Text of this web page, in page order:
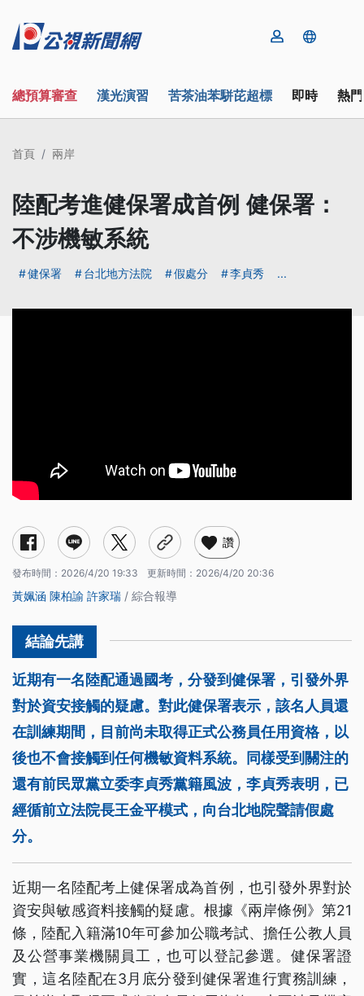
總預算審查 漢光演習 苦茶油苯駢芘超標 即時 熱
首頁 兩岸
陸配考進健保署成首例 健保署：
不涉機敏系統
健保署 台北地方法院 假處分 李貞秀 ...
讚
發布時間： 2026/4/20 19:33 更新時間： 2026/4/20 20:36
黃姵涵 陳柏諭 許家瑞 / 綜合報導
近期有一名陸配通過國考，分發到健保署，引發外界
對於資安接觸的疑慮。對此健保署表示，該名人員還
在訓練期間，目前尚未取得正式公務員任用資格，以
後也不會接觸到任何機敏資料系統。同樣受到關注的
還有前民眾黨立委李貞秀黨籍風波，李貞秀表明，已
經循前立法院長王金平模式，向台北地院聲請假處
分。
近期一名陸配考上健保署成為首例，也引發外界對於
資安與敏感資料接觸的疑慮。根據《兩岸條例》第21
條，陸配入籍滿10年可參加公職考試、擔任公教人員
及公營事業機關員工，也可以登記參選。健保署證
實，這名陸配在3月底分發到健保署進行實務訓練，